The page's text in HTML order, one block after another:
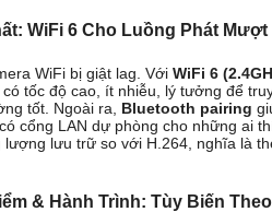
WiFi 6 Cho Luồng Phát Mượt
WiFi bị giật lag. Với WiFi 6
tốc độ cao, ít nhiễu, lý tưởng để
tốt. Ngoài ra, Bluetooth pairing
cổng LAN dự phòng cho những ai
lượng lưu trữ so với H.264, nghĩa là
& Hành Trình: Tùy Biến